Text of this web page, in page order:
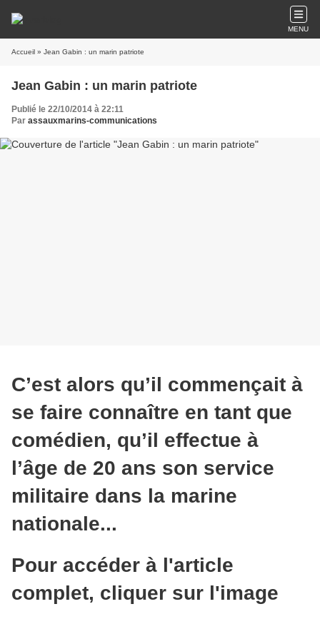
MENU
Accueil » Jean Gabin : un marin patriote
Jean Gabin : un marin patriote
Publié le 22/10/2014 à 22:11
Par assauxmarins-communications
C’est alors qu’il commençait à
se faire connaître en tant que
comédien, qu’il effectue à
l’âge de 20 ans son service
militaire dans la marine
nationale...
Pour accéder à l'article
complet, cliquer sur l'image